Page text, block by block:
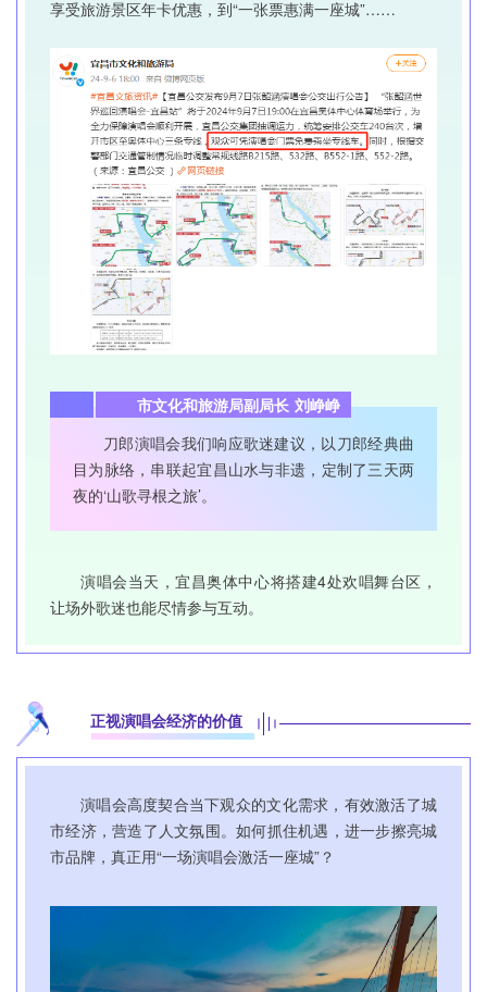
享受旅游景区年卡优惠，到“一张票惠满一座城”……
市文化和旅游局副局长 刘峥峥
刀郎演唱会我们响应歌迷建议，以刀郎经典曲
目为脉络，串联起宜昌山水与非遗，定制了三天两
夜的‘山歌寻根之旅’。
演唱会当天，宜昌奥体中心将搭建4处欢唱舞台区，
让场外歌迷也能尽情参与互动。
正视演唱会经济的价值
演唱会高度契合当下观众的文化需求，有效激活了城
市经济，营造了人文氛围。如何抓住机遇，进一步擦亮城
市品牌，真正用“一场演唱会激活一座城”？